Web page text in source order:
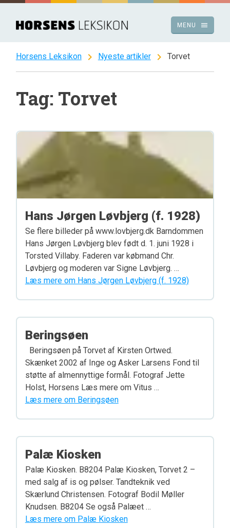
Spring
indhold
menu
MENU
Horsens Leksikon chevron_right Nyeste artikler chevron_right Torvet
Tag: Torvet
Hans Jørgen Løvbjerg (f. 1928)
Se flere billeder på www.lovbjerg.dk Barndommen
Hans Jørgen Løvbjerg blev født d. 1. juni 1928 i
Torsted Villaby. Faderen var købmand Chr.
Løvbjerg og moderen var Signe Løvbjerg. …
Læs mere om Hans Jørgen Løvbjerg (f. 1928)
Beringsøen
Beringsøen på Torvet af Kirsten Ortwed.
Skænket 2002 af Inge og Asker Larsens Fond til
støtte af almennyttige formål. Fotograf Jette
Holst, Horsens Læs mere om Vitus …
Læs mere om Beringsøen
Palæ Kiosken
Palæ Kiosken. B8204 Palæ Kiosken, Torvet 2 –
med salg af is og pølser. Tandteknik ved
Skærlund Christensen. Fotograf Bodil Møller
Knudsen. B8204 Se også Palæet …
Læs mere om Palæ Kiosken